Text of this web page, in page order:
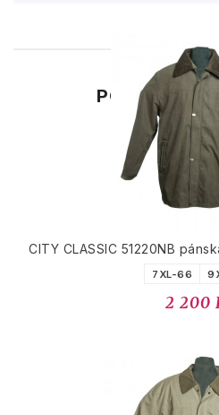
PODOBNÉ
CITY CLASSIC 51220NB
7XL-66
2 200